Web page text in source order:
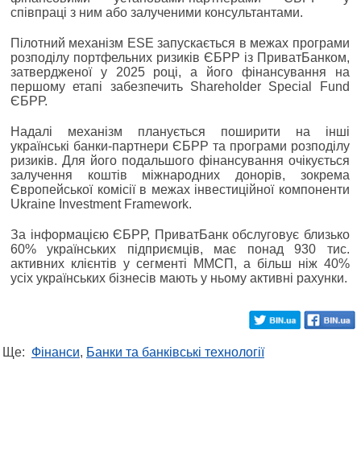
співпраці з ним або залученими консультантами.
Пілотний механізм ESE запускається в межах програми
розподілу портфельних ризиків ЄБРР із ПриватБанком,
затвердженої у 2025 році, а його фінансування на
першому етапі забезпечить Shareholder Special Fund
ЄБРР.
Надалі механізм планується поширити на інші
українські банки-партнери ЄБРР та програми розподілу
ризиків. Для його подальшого фінансування очікується
залучення коштів міжнародних донорів, зокрема
Європейської комісії в межах інвестиційної компоненти
Ukraine Investment Framework.
За інформацією ЄБРР, ПриватБанк обслуговує близько
60% українських підприємців, має понад 930 тис.
активних клієнтів у сегменті ММСП, а більш ніж 40%
усіх українських бізнесів мають у ньому активні рахунки.
Ще: Фінанси, Банки та банківські технології